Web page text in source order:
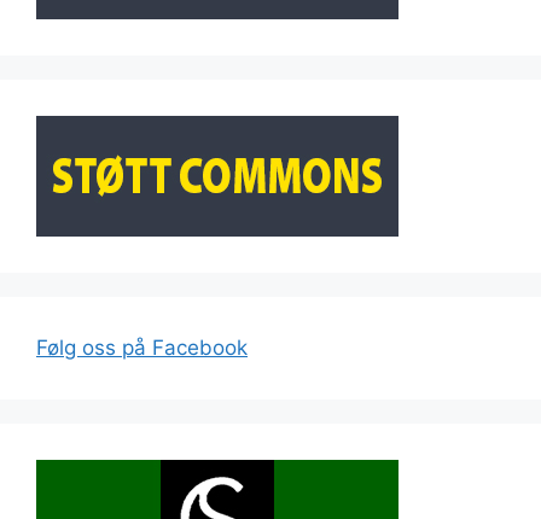
Følg oss på Facebook